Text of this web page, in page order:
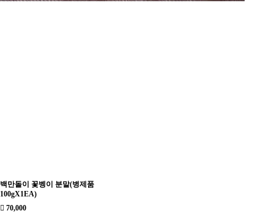
백만돌이 꽃벵이 분말(병제품
100gX1EA)
70,000